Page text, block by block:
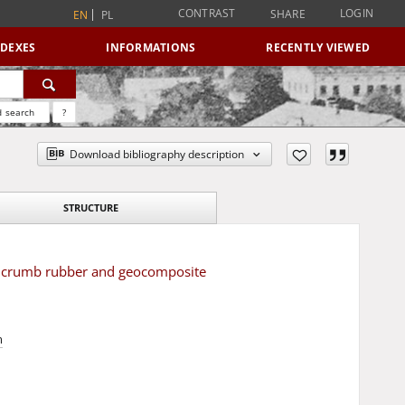
EN PL CONTRAST SHARE LOGIN
INFORMATIONS RECENTLY VIEWED
search ?
Download bibliography description
STRUCTURE
rubber and geocomposite